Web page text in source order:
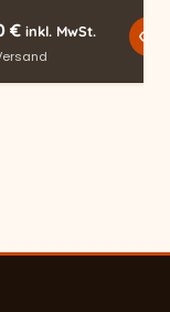
€ inkl. MwSt.